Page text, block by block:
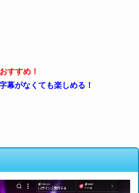
すすめ！
幕がなくても楽しめる！